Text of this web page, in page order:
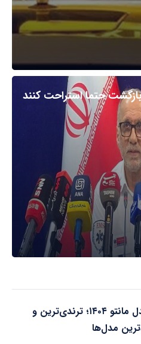
حتما استراحت کنند
۱۵ مدل مانتو ۱۴۰۴؛ ترندی‌ترین و
مدل‌ها